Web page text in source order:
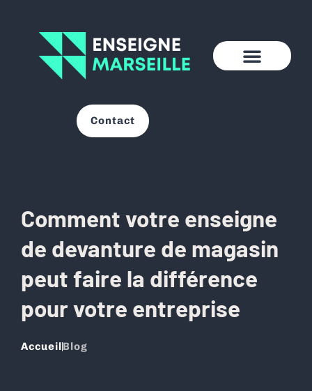
Contact
Comment votre enseigne
de devanture de magasin
peut faire la différence
pour votre entreprise
AccueilBlog